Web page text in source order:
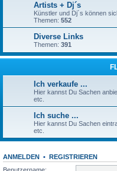
Artists + Dj´s
Künstler und Dj´s können
Themen: 552
Diverse Links
Themen: 391
Ich verkaufe ...
Hier kannst Du Sachen
etc.
Ich suche ...
Hier kannst Du Sachen
etc.
ANMELDEN • REGISTRIEREN